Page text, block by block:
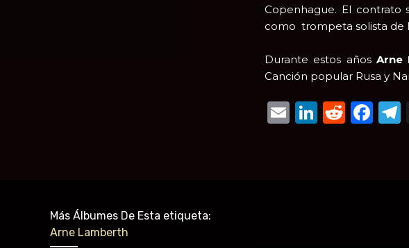
Copenhague. El contrato
como trompeta solista de
Durante estos años Arne
Canción popular Rusa y
Email
Más Álbumes De Esta etiqueta:
Arne Lamberth